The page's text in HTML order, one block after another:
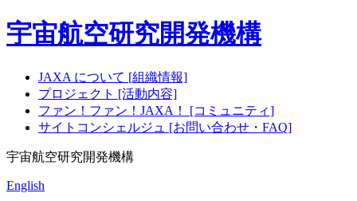
宇宙航空研究開発機構
JAXA について [組織情報]
プロジェクト [活動内容]
ファン！ファン！JAXA！ [コミュニティ]
サイトコンシェルジュ [お問い合わせ・FAQ]
宇宙航空研究開発機構
English